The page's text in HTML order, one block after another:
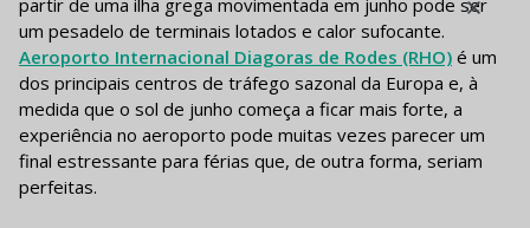
partir de uma ilha grega movimentada em junho pode ser
um pesadelo de terminais lotados e calor sufocante.
Aeroporto Internacional Diagoras de Rodes (RHO) é um
dos principais centros de tráfego sazonal da Europa e, à
medida que o sol de junho começa a ficar mais forte, a
experiência no aeroporto pode muitas vezes parecer um
final estressante para férias que, de outra forma, seriam
perfeitas.